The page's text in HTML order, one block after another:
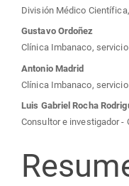
División Médico
Gustavo Ordoñez
Clínica Imbanaco,
Antonio Madrid
Clínica Imbanaco,
Luis Gabriel Rocha
Consultor e investigador -